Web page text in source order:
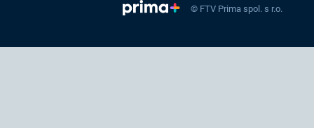
© FTV Prima spol. s r.o.